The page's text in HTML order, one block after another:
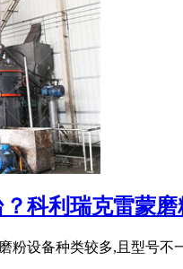
科利瑞克雷蒙
粉设备种类较多,且型号